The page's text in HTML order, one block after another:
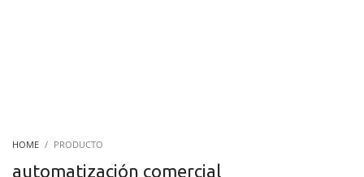
HOME PRODUCTO
automatización comercial